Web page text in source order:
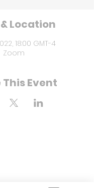
Location
18:00 GMT-4
Zoom
This Event